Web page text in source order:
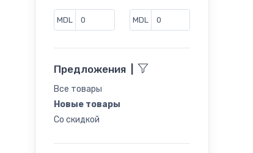
Сапоги
Туфли
Челси
Шлепанцы
MDL MDL
Предложения
Все товары
Новые товары
Со скидкой